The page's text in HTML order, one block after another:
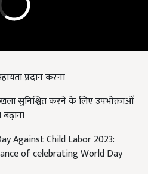
प्रदान करना
सुनिश्चित करने के लिए उपभोक्ताओं
Against Child Labor 2023:
of celebrating World Day